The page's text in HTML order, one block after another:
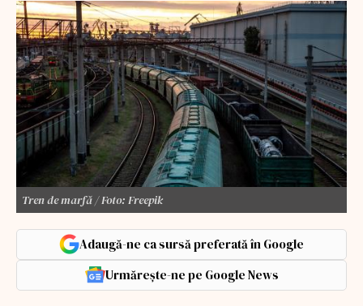
Tren de marfă / Foto: Freepik
Adaugă-ne ca sursă preferată în Google
Urmărește-ne pe Google News